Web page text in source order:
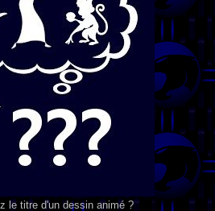
le titre d'un dessin animé ?